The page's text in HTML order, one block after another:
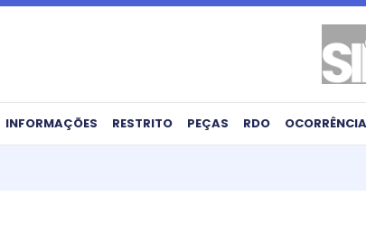
INFORMAÇÕES RESTRITO PEÇAS RDO